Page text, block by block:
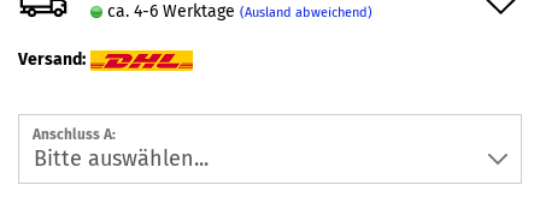
ca. 4-6 Werktage (Ausland abweichend)
Versand:
Anschluss A: